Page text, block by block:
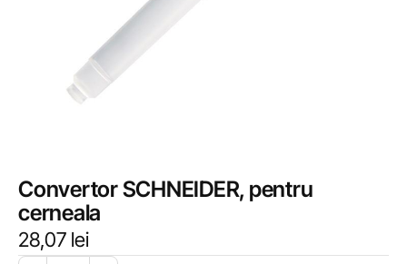
Convertor SCHNEIDER, pentru
cerneala
28,07 lei